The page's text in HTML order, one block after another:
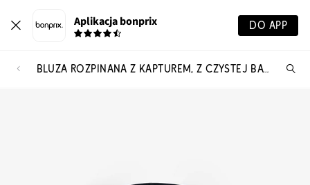
Aplikacja bonprix DO APP
BLUZA ROZPINANA Z KAPTUREM, Z CZYSTEJ BAWEŁNY